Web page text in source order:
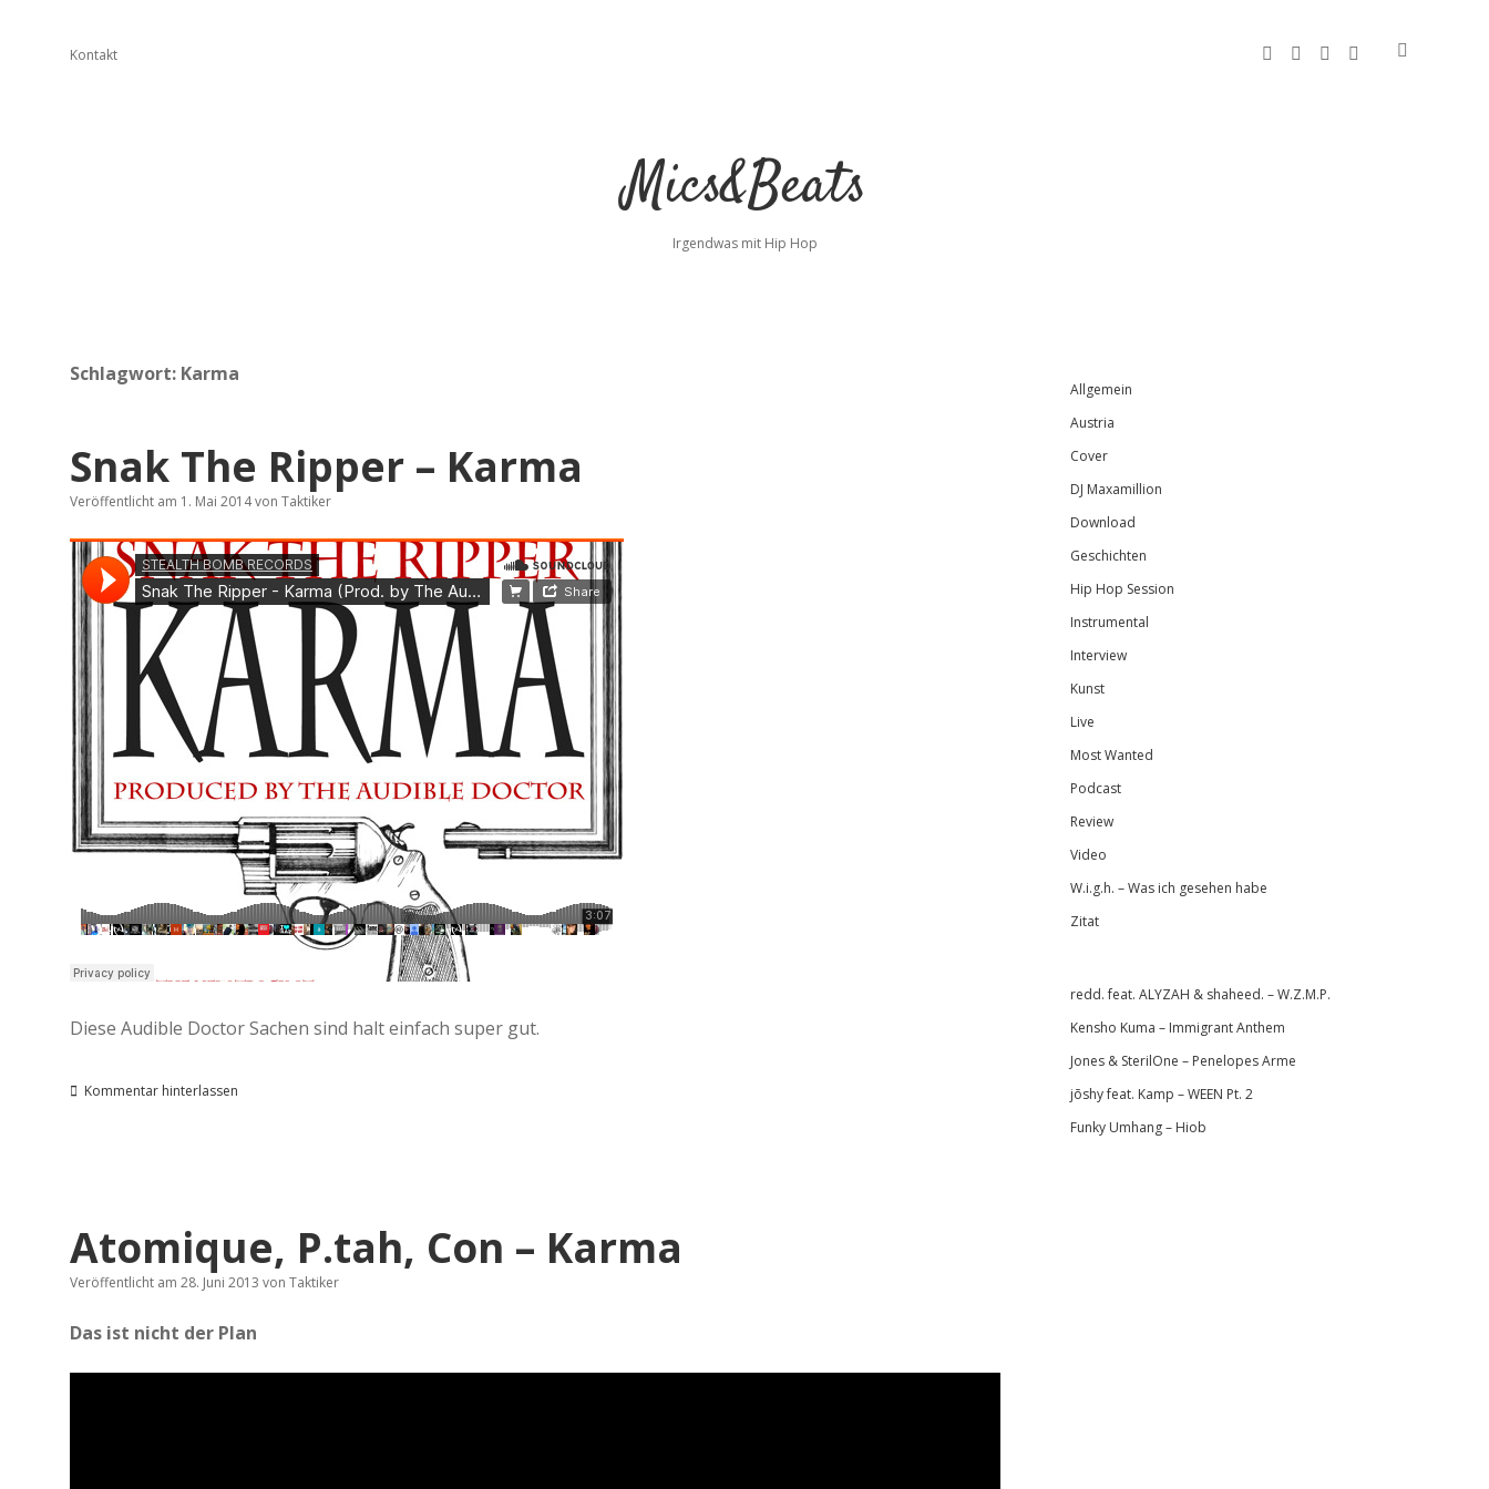
Kontakt facebookinstagrambandcamp
spotify
Mics&Beats
Irgendwas mit Hip Hop
Schlagwort: Karma
Snak The Ripper – Karma
Veröffentlicht am 1. Mai 2014von Taktiker
Diese Audible Doctor Sachen sind halt einfach super gut.
Kommentar hinterlassen
Atomique, P.tah, Con – Karma
Veröffentlicht am 28. Juni 2013 von Taktiker
Das ist nicht der Plan
Sidebar
Allgemein
Austria
Cover
DJ Maxamillion
Download
Geschichten
Hip Hop Session
Instrumental
Interview
Kunst
Live
Most Wanted
Podcast
Review
Video
W.i.g.h. – Was ich gesehen habe
Zitat
redd. feat. ALYZAH & shaheed. – W.Z.M.P.
Kensho Kuma – Immigrant Anthem
Jones & SterilOne – Penelopes Arme
jōshy feat. Kamp – WEEN Pt. 2
Funky Umhang – Hiob